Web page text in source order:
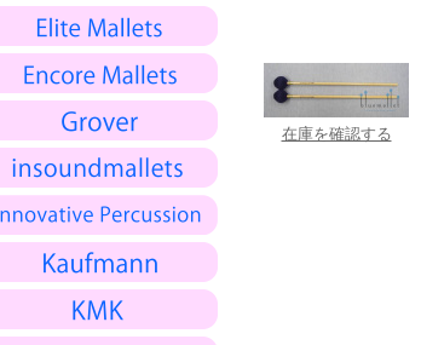
在庫を確認する